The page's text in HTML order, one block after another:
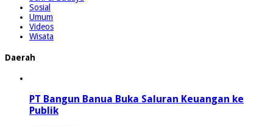
Sosial
Umum
Videos
Wisata
Daerah
PT Bangun Banua Buka Saluran Keuangan ke
Publik